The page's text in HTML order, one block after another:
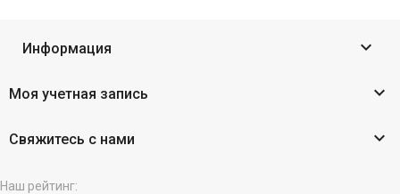
Информация 
Моя учетная запись 
Свяжитесь с нами 
Наш рейтинг: